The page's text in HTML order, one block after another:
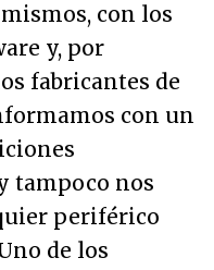
con los
y, por
fabricantes de
con un
tampoco nos
periférico
de los